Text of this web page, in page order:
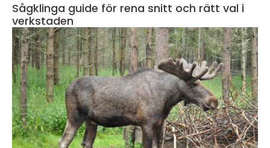
Sågklinga guide för rena snitt och rätt val i
verkstaden